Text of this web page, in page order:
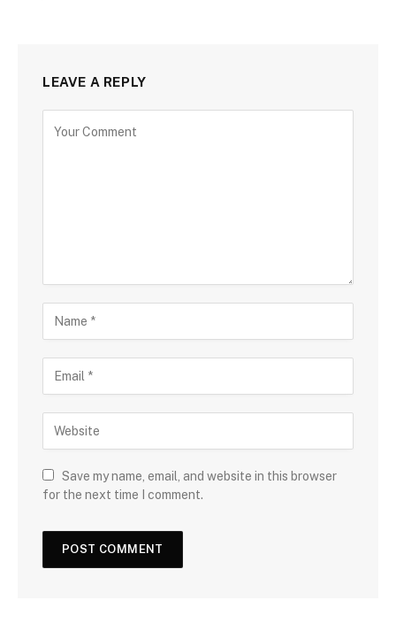
LEAVE A REPLY
Save my name, email, and website in this browser
for the next time I comment.